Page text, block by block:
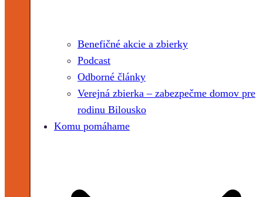
Benefičné akcie a zbierky
Podcast
Odborné články
Verejná zbierka – zabezpečme domov pre
rodinu Bilousko
Komu pomáhame